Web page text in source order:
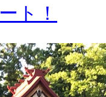
ト！